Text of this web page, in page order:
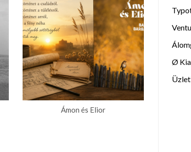
Ámon és Elior
Ø